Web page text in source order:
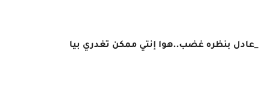
_عادل بنظره غضب..هوا إنتي ممكن تغدري بيا